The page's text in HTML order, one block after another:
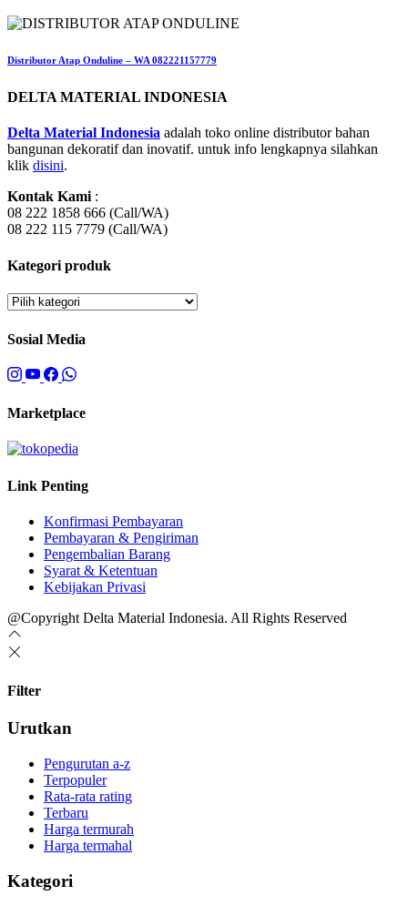
Distributor Atap Onduline – WA 082221157779
DELTA MATERIAL INDONESIA
Delta Material Indonesia adalah toko online distributor bahan
bangunan dekoratif dan inovatif. untuk info lengkapnya silahkan
klik disini.
Kontak Kami :
08 222 1858 666 (Call/WA)
08 222 115 7779 (Call/WA)
Kategori produk
Sosial Media
Marketplace
Link Penting
Konfirmasi Pembayaran
Pembayaran & Pengiriman
Pengembalian Barang
Syarat & Ketentuan
Kebijakan Privasi
@Copyright Delta Material Indonesia. All Rights Reserved
Filter
Urutkan
Pengurutan a-z
Terpopuler
Rata-rata rating
Terbaru
Harga termurah
Harga termahal
Kategori